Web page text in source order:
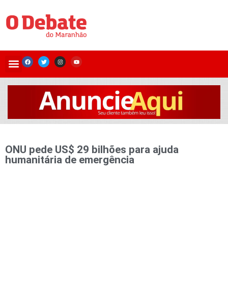
ONU pede US$ 29 bilhões para ajuda
humanitária de emergência